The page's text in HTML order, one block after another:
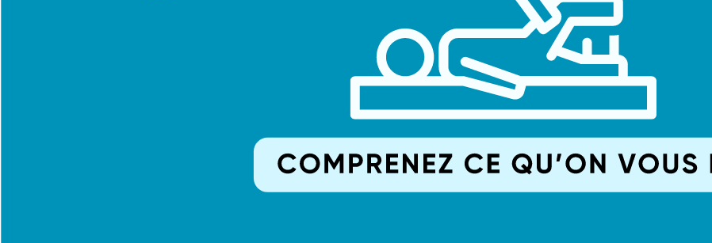
Programme de Rééducation Associé
exercices de Stanish/Alfredson